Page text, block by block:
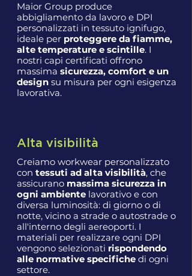
Maior Group produce
abbigliamento da lavoro e DPI
personalizzati in tessuto ignifugo,
ideale per proteggere da fiamme,
alte temperature e scintille. I
nostri capi certificati offrono
massima sicurezza, comfort e un
design su misura per ogni esigenza
lavorativa.
Alta visibilità
Creiamo workwear personalizzato
con tessuti ad alta visibilità, che
assicurano massima sicurezza in
ogni ambiente lavorativo e con
diversa luminosità: di giorno o di
notte, vicino a strade o autostrade o
all'interno degli aereoporti. I
materiali per realizzare ogni DPI
vengono selezionati rispondendo
alle normative specifiche di ogni
settore.